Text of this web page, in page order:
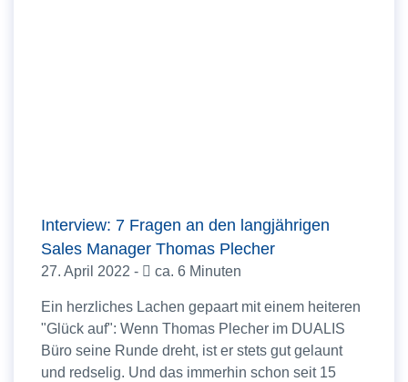
Interview: 7 Fragen an den langjährigen
Sales Manager Thomas Plecher
27. April 2022 - ca. 6 Minuten
Ein herzliches Lachen gepaart mit einem heiteren
"Glück auf": Wenn Thomas Plecher im DUALIS
Büro seine Runde dreht, ist er stets gut gelaunt
und redselig. Und das immerhin schon seit 15